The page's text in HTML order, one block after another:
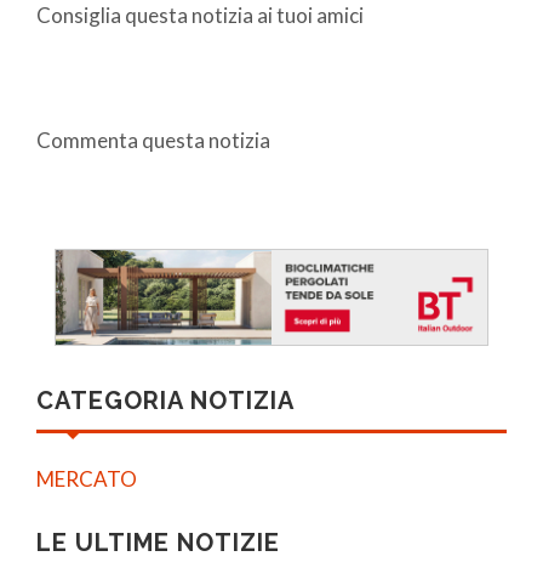
Consiglia questa notizia ai tuoi amici
Commenta questa notizia
CATEGORIA NOTIZIA
MERCATO
LE ULTIME NOTIZIE